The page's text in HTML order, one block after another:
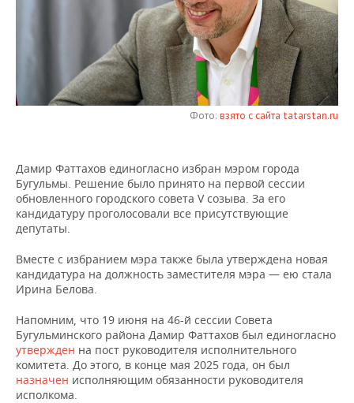
РОЗНИЧНАЯ ТОРГОВЛЯ
ТРАНСПОРТ
УСЛУГИ
НОВОСТИ ТЕХНОЛОГИЙ
МЕДИА
НОВОСТИ МЕРОПРИЯТИЙ
ВЫЕЗДНАЯ РЕДАКЦИЯ
ONLINE-КОНФЕРЕНЦИИ
ОТКРЫТАЯ ЛЕКЦИЯ
НОВОСТИ СПОРТА
ХОККЕЙ
БАСКЕТБОЛ
КИБЕРСПОРТ
ФИГУРНОЕ КАТАНИЕ
ВОДНЫЕ ВИДЫ СПОРТА
ХОККЕЙ С МЯЧОМ
ОБЩЕСТВО
ВЛАСТЬ
ИНФРАСТРУКТУРА
КУЛЬТУРА
МЕДИЦИНА
ОБРАЗОВАНИЕ
ПРОИСШЕСТВИЯ
СЮЖЕТЫ
СПРАВОЧНИК
СПИСОК КОМПАНИЙ
Фото: взято с сайта tatarstan.ru
Дамир Фаттахов единогласно избран мэром города
Бугульмы. Решение было принято на первой сессии
обновленного городского совета V созыва. За его
кандидатуру проголосовали все присутствующие
депутаты.
Вместе с избранием мэра также была утверждена новая
кандидатура на должность заместителя мэра — ею стала
Ирина Белова.
Напомним, что 19 июня на 46-й сессии Совета
Бугульминского района Дамир Фаттахов был единогласно
утвержден на пост руководителя исполнительного
комитета. До этого, в конце мая 2025 года, он был
назначен исполняющим обязанности руководителя
исполкома.